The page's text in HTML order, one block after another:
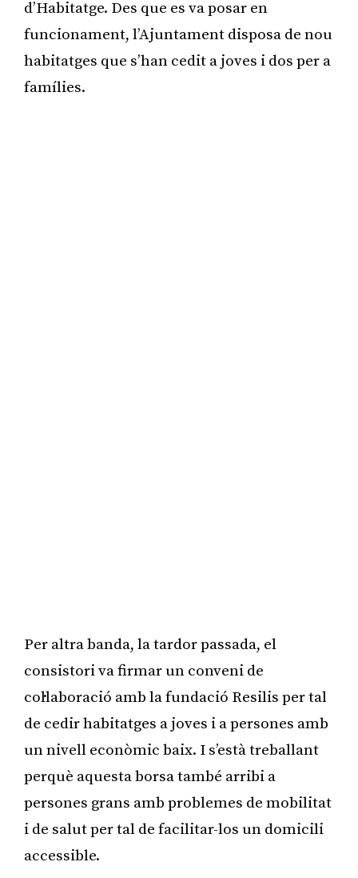
d’Habitatge. Des que es va posar en
funcionament, l’Ajuntament disposa de nou
habitatges que s’han cedit a joves i dos per a
famílies.
Per altra banda, la tardor passada, el
consistori va firmar un conveni de
col·laboració amb la fundació Resilis per tal
de cedir habitatges a joves i a persones amb
un nivell econòmic baix. I s’està treballant
perquè aquesta borsa també arribi a
persones grans amb problemes de mobilitat
i de salut per tal de facilitar-los un domicili
accessible.